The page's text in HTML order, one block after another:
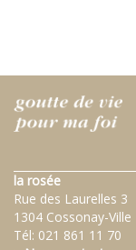
la rosée
Rue des Laurelles 3
1304 Cossonay-Ville
Tél: 021 861 11 70